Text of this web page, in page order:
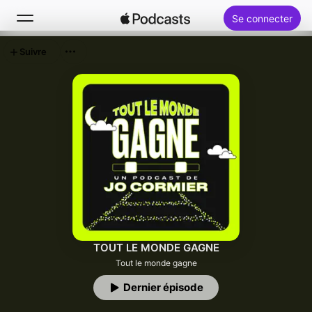
Se connecter
Nouveautés
TOUT LE MONDE GAGNE
Tout le monde gagne
Dernier épisode
Suivre